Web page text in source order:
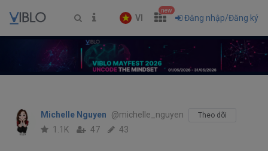
VI
new
Đăng nhập/Đăng ký
Michelle Nguyen @michelle_nguyen Theo dõi
1.1K 47 43